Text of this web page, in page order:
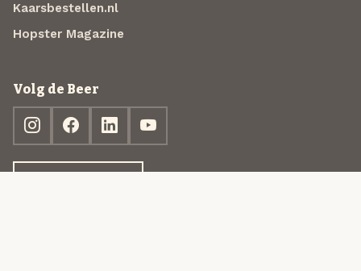
Kaarsbestellen.nl
Hopster Magazine
Volg de Beer